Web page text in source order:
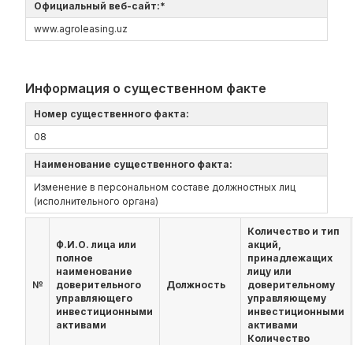
Официальный веб-сайт:*
www.agroleasing.uz
Информация о существенном факте
Номер существенного факта:
08
Наименование существенного факта:
Изменение в персональном составе должностных лиц
(исполнительного органа)
№
Ф.И.О. лица или
полное
наименование
доверительного
управляющего
инвестиционными
активами
Должность
Количество и тип
акций,
принадлежащих
лицу или
доверительному
управляющему
инвестиционными
активами
Количество